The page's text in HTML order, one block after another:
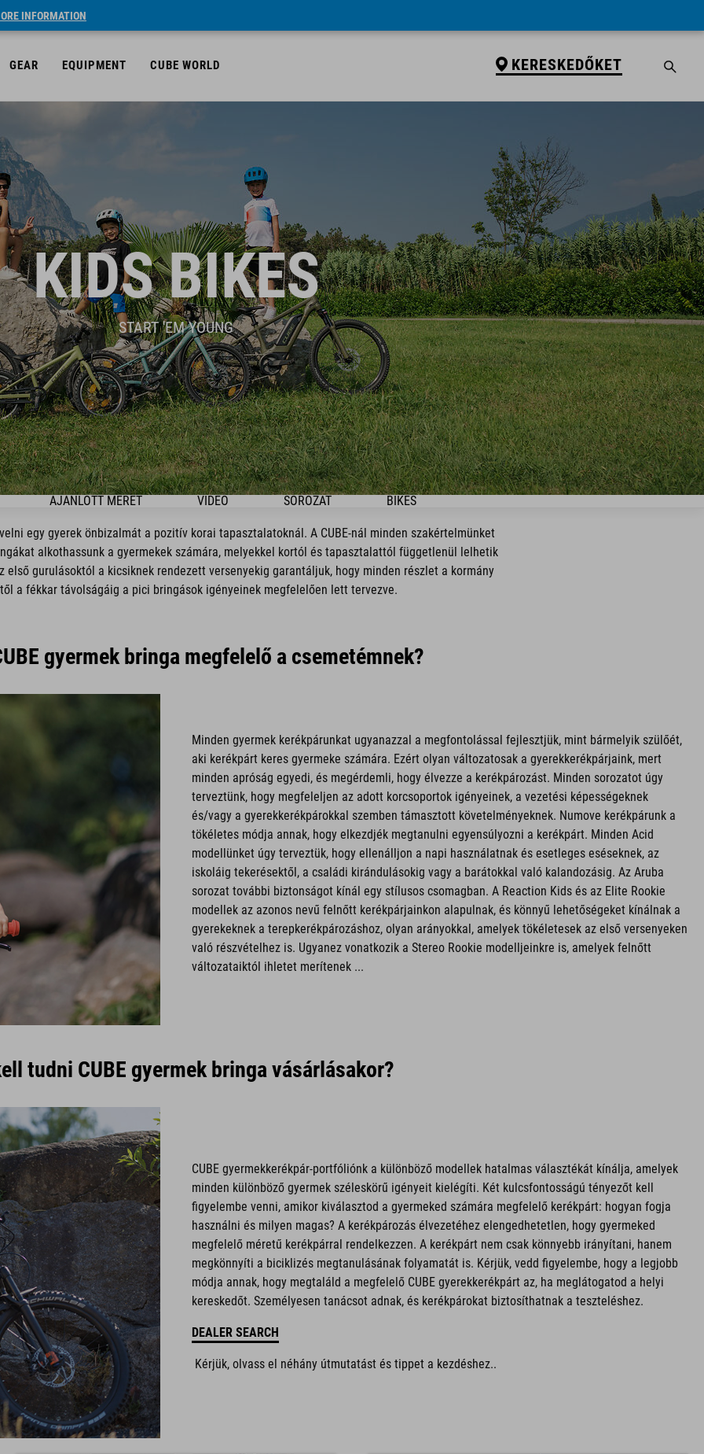
INFORMATION
GEAR EQUIPMENT CUBE WORLD KERESKEDŐKET
KIDS BIKES
START 'EM YOUNG
AJÁNLOTT MÉRET VIDEO SOROZAT BIKES
egy gyerek önbizalmát a pozitív korai tapasztalatoknál. A CUBE-nál minden szakértelmünket
alkothassunk a gyermekek számára, melyekkel kortól és tapasztalattól függetlenül lelhetik
első gurulásoktól a kicsiknek rendezett versenyekig garantáljuk, hogy minden részlet a kormány
a fékkar távolságáig a pici bringások igényeinek megfelelően lett tervezve.
gyermek bringa megfelelő a csemetémnek?
Minden gyermek kerékpárunkat ugyanazzal a megfontolással fejlesztjük, mint bármelyik szülőét,
aki kerékpárt keres gyermeke számára. Ezért olyan változatosak a gyerekkerékpárjaink, mert
minden apróság egyedi, és megérdemli, hogy élvezze a kerékpározást. Minden sorozatot úgy
terveztünk, hogy megfeleljen az adott korcsoportok igényeinek, a vezetési képességeknek
és/vagy a gyerekkerékpárokkal szemben támasztott követelményeknek. Numove kerékpárunk a
tökéletes módja annak, hogy elkezdjék megtanulni egyensúlyozni a kerékpárt. Minden Acid
modellünket úgy terveztük, hogy ellenálljon a napi használatnak és esetleges eséseknek, az
iskoláig tekerésektől, a családi kirándulásokig vagy a barátokkal való kalandozásig. Az Aruba
sorozat további biztonságot kínál egy stílusos csomagban. A Reaction Kids és az Elite Rookie
modellek az azonos nevű felnőtt kerékpárjainkon alapulnak, és könnyű lehetőségeket kínálnak a
gyerekeknek a terepkerékpározáshoz, olyan arányokkal, amelyek tökéletesek az első versenyeken
való részvételhez is. Ugyanez vonatkozik a Stereo Rookie modelljeinkre is, amelyek felnőtt
változataiktól ihletet merítenek ...
tudni CUBE gyermek bringa vásárlásakor?
CUBE gyermekkerékpár-portfóliónk a különböző modellek hatalmas választékát kínálja, amelyek
minden különböző gyermek széleskörű igényeit kielégíti. Két kulcsfontosságú tényezőt kell
figyelembe venni, amikor kiválasztod a gyermeked számára megfelelő kerékpárt: hogyan fogja
használni és milyen magas? A kerékpározás élvezetéhez elengedhetetlen, hogy gyermeked
megfelelő méretű kerékpárral rendelkezzen. A kerékpárt nem csak könnyebb irányítani, hanem
megkönnyíti a biciklizés megtanulásának folyamatát is. Kérjük, vedd figyelembe, hogy a legjobb
módja annak, hogy megtaláld a megfelelő CUBE gyerekkerékpárt az, ha meglátogatod a helyi
kereskedőt. Személyesen tanácsot adnak, és kerékpárokat biztosíthatnak a teszteléshez.
DEALER SEARCH
Kérjük, olvass el néhány útmutatást és tippet a kezdéshez..